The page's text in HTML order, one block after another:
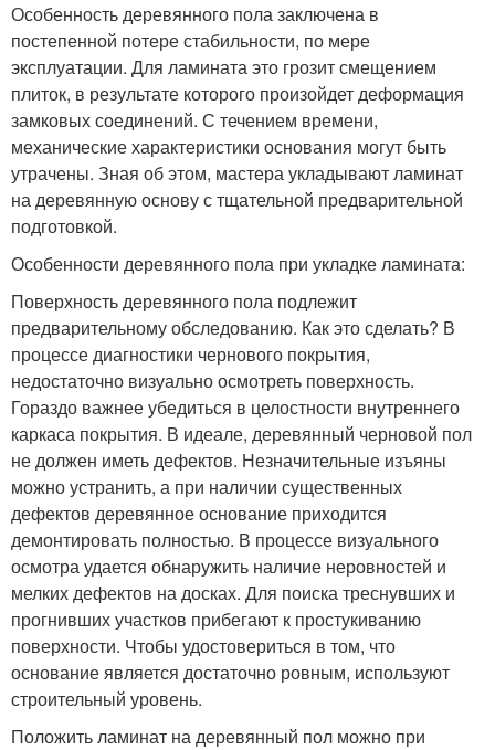
Особенность деревянного пола заключена в
постепенной потере стабильности, по мере
эксплуатации. Для ламината это грозит смещением
плиток, в результате которого произойдет деформация
замковых соединений. С течением времени,
механические характеристики основания могут быть
утрачены. Зная об этом, мастера укладывают ламинат
на деревянную основу с тщательной предварительной
подготовкой.
Особенности деревянного пола при укладке ламината:
Поверхность деревянного пола подлежит
предварительному обследованию. Как это сделать? В
процессе диагностики чернового покрытия,
недостаточно визуально осмотреть поверхность.
Гораздо важнее убедиться в целостности внутреннего
каркаса покрытия. В идеале, деревянный черновой пол
не должен иметь дефектов. Незначительные изъяны
можно устранить, а при наличии существенных
дефектов деревянное основание приходится
демонтировать полностью. В процессе визуального
осмотра удается обнаружить наличие неровностей и
мелких дефектов на досках. Для поиска треснувших и
прогнивших участков прибегают к простукиванию
поверхности. Чтобы удостовериться в том, что
основание является достаточно ровным, используют
строительный уровень.
Положить ламинат на деревянный пол можно при